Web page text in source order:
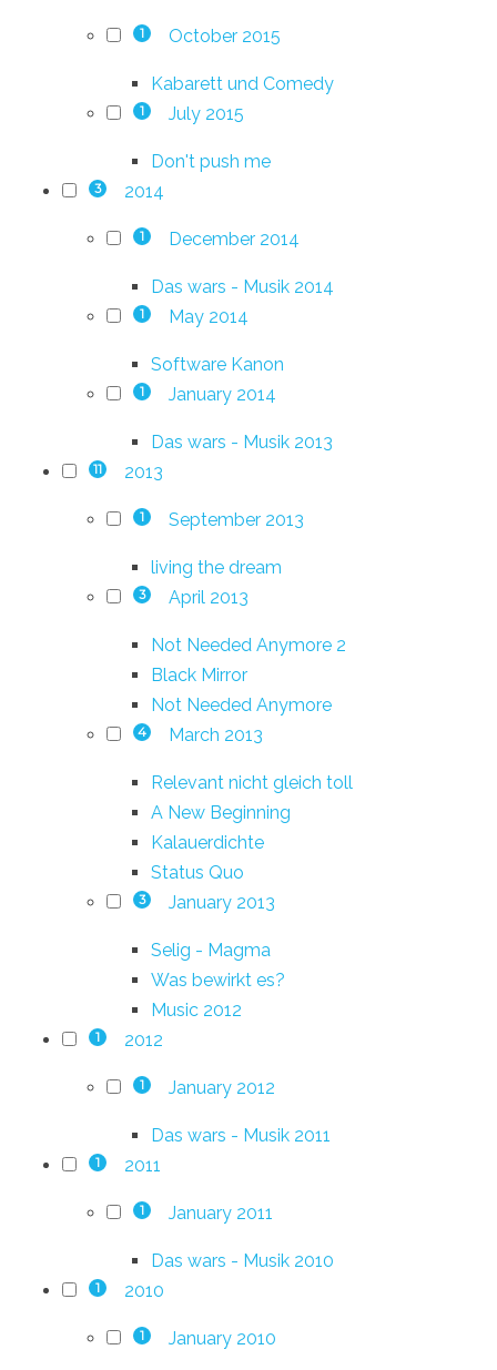
1 October 2015
Kabarett und Comedy
1 July 2015
Don't push me
3 2014
1 December 2014
Das wars - Musik 2014
1 May 2014
Software Kanon
1 January 2014
Das wars - Musik 2013
11 2013
1 September 2013
living the dream
3 April 2013
Not Needed Anymore 2
Black Mirror
Not Needed Anymore
4 March 2013
Relevant nicht gleich toll
A New Beginning
Kalauerdichte
Status Quo
3 January 2013
Selig - Magma
Was bewirkt es?
Music 2012
1 2012
1 January 2012
Das wars - Musik 2011
1 2011
1 January 2011
Das wars - Musik 2010
1 2010
1 January 2010